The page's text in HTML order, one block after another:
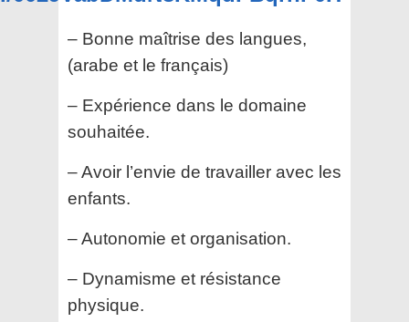
– Bonne maîtrise des langues,
(arabe et le français)
– Expérience dans le domaine
souhaitée.
– Avoir l’envie de travailler avec les
enfants.
– Autonomie et organisation.
– Dynamisme et résistance
physique.